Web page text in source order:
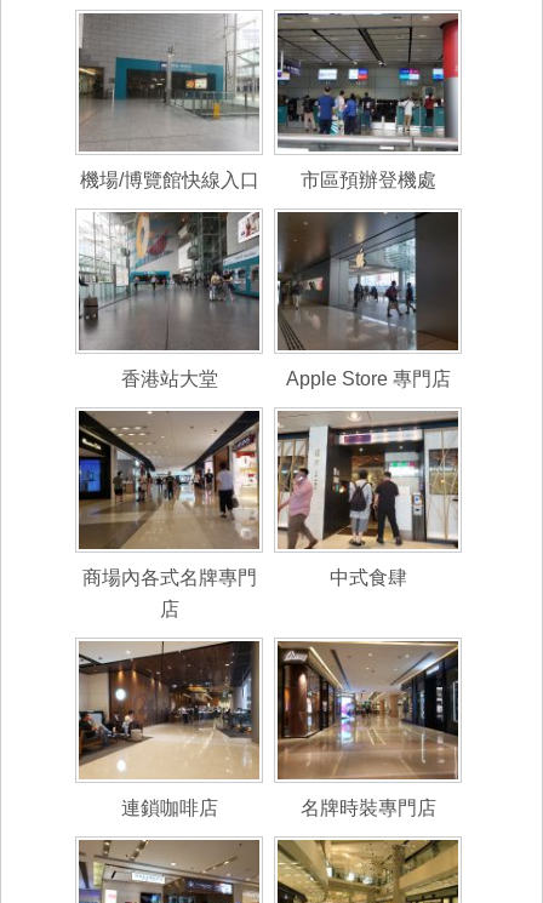
機場/博覽館快線入口 市區預辦登機處
香港站大堂 Apple Store 專門店
商場內各式名牌專門
店
中式食肆
連鎖咖啡店 名牌時裝專門店